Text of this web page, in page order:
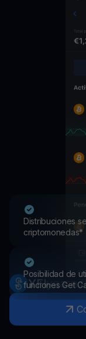
Distribuciones
criptomonedas*
Posibilidad de
funciones Get
YFI